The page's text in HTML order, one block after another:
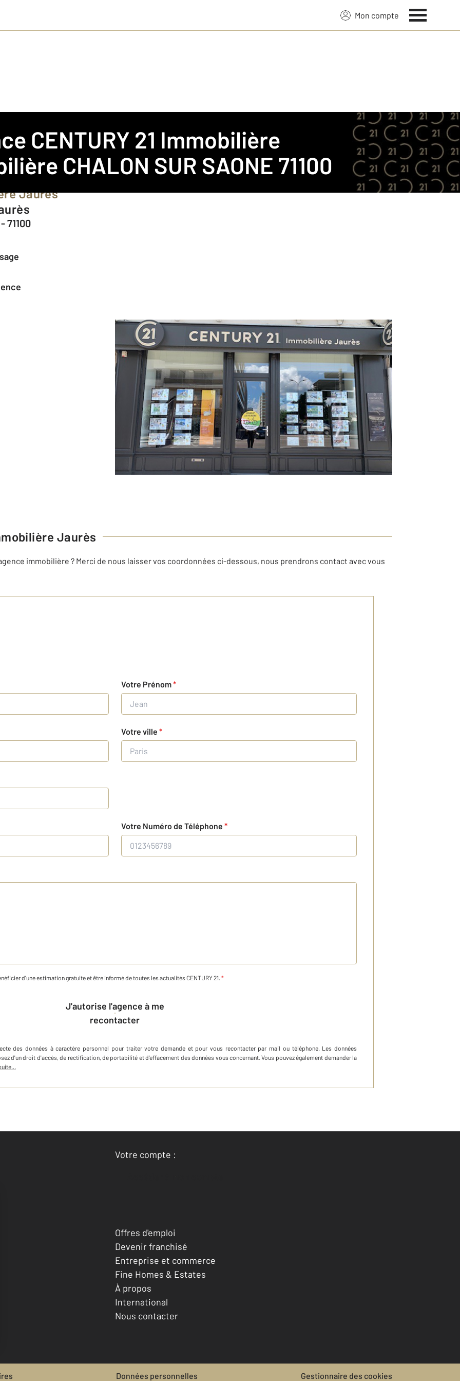
Mon compte
CENTURY 21 Immobilière
CHALON SUR SAONE 71100
SAONE
Jaurès
71100
Jaurès
immobilière ? Merci de nous laisser vos coordonnées ci-dessous, nous prendrons contact avec vous
Votre Prénom*
Votre ville *
Votre Numéro de Téléphone *
d'une estimation gratuite et être informé de toutes les actualités CENTURY 21. *
J'autorise l'agence à me
recontacter
des données à caractère personnel pour traiter votre demande et pour vous recontacter par mail ou téléphone. Les données
d'un droit d'accès, de rectification, de portabilité et d'effacement des données vous concernant. Vous pouvez également demander la
Votre compte :
Accéder à mon compte
Offres d'emploi
Devenir franchisé
Entreprise et commerce
Fine Homes & Estates
À propos
International
Nous contacter
Données personnelles Gestionnaire des cookies